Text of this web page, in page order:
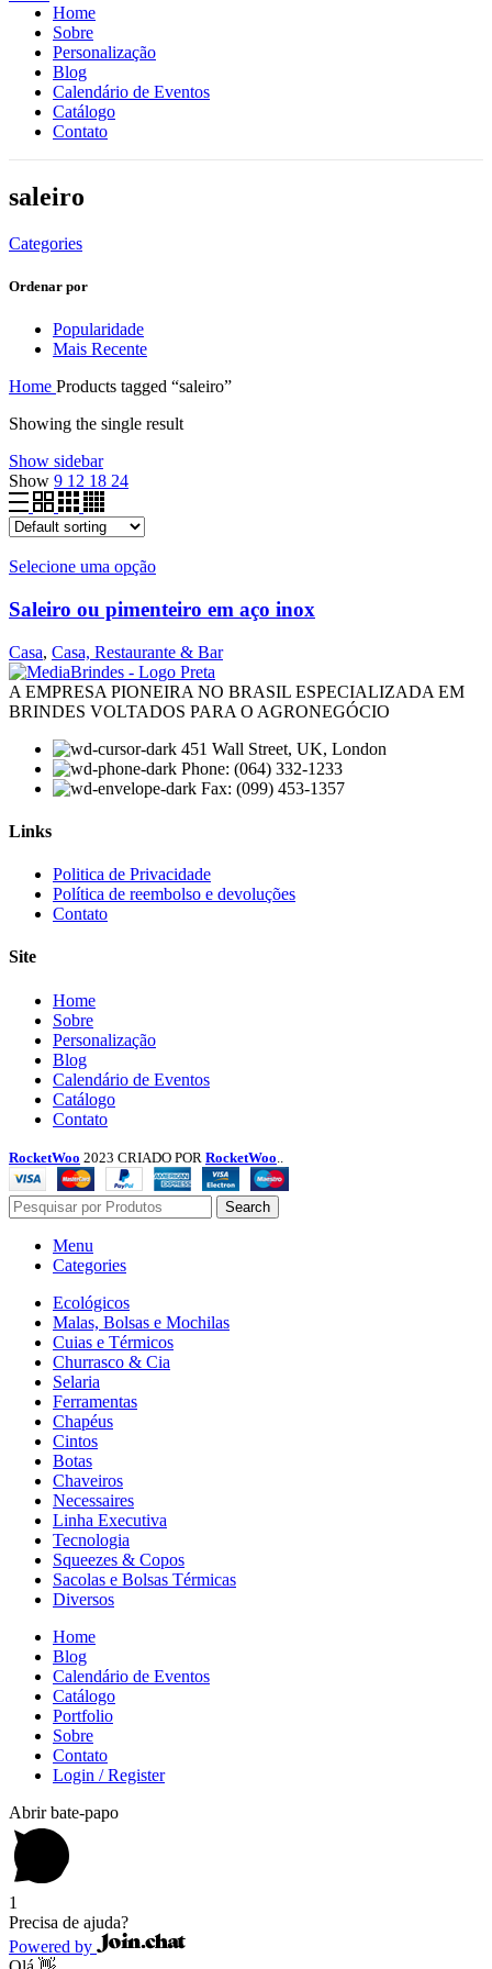
Home
Sobre
Personalização
Blog
Calendário de Eventos
Catálogo
Contato
saleiro
Categories
Ordenar por
Popularidade
Mais Recente
Home Products tagged “saleiro”
Showing the single result
Show sidebar
Show 9 12 18 24
Selecione uma opção
Saleiro ou pimenteiro em aço inox
Casa, Casa, Restaurante & Bar
A EMPRESA PIONEIRA NO BRASIL ESPECIALIZADA EM
BRINDES VOLTADOS PARA O AGRONEGÓCIO
451 Wall Street, UK, London
Phone: (064) 332-1233
Fax: (099) 453-1357
Links
Menu
Politica de Privacidade
Política de reembolso e devoluções
Contato
Site
Menu
Home
Sobre
Personalização
Blog
Calendário de Eventos
Catálogo
Contato
RocketWoo 2023 CRIADO POR RocketWoo
Search
Menu
Categories
Ecológicos
Malas, Bolsas e Mochilas
Cuias e Térmicos
Churrasco & Cia
Selaria
Ferramentas
Chapéus
Cintos
Botas
Chaveiros
Necessaires
Linha Executiva
Tecnologia
Squeezes & Copos
Sacolas e Bolsas Térmicas
Diversos
Home
Blog
Calendário de Eventos
Catálogo
Portfolio
Sobre
Contato
Login / Register
Abrir bate-papo
1
Precisa de ajuda?
Powered by